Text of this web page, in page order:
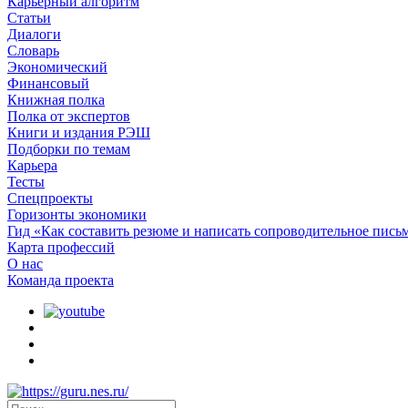
Статьи
Диалоги
Словарь
Экономический
Финансовый
Книжная полка
Полка от экспертов
Книги и издания РЭШ
Подборки по темам
Карьера
Тесты
Спецпроекты
Горизонты экономики
Гид «Как составить резюме и написать сопроводительное
Карта профессий
О наc
Команда проекта